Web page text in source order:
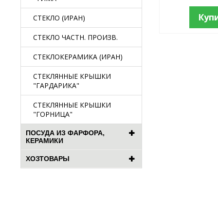
СТЕКЛО (ИРАН)
СТЕКЛО ЧАСТН. ПРОИЗВ.
СТЕКЛОКЕРАМИКА (ИРАН)
СТЕКЛЯННЫЕ КРЫШКИ
"ГАРДАРИКА"
СТЕКЛЯННЫЕ КРЫШКИ
"ГОРНИЦА"
ПОСУДА ИЗ ФАРФОРА,
КЕРАМИКИ
ХОЗТОВАРЫ